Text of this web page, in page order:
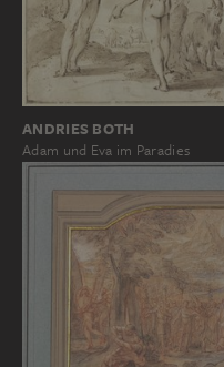
ANDRIES BOTH
Adam und Eva im Paradies